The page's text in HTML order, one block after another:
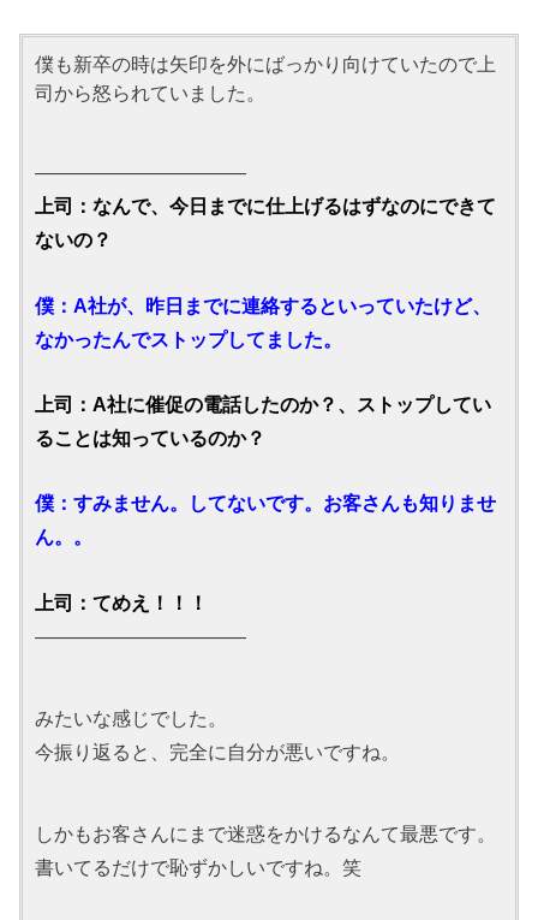
僕も新卒の時は矢印を外にばっかり向けていたので上
司から怒られていました。
———————————
上司：なんで、今日までに仕上げるはずなのにできて
ないの？
僕：A社が、昨日までに連絡するといっていたけど、
なかったんでストップしてました。
上司：A社に催促の電話したのか？、ストップしてい
ることは知っているのか？
僕：すみません。してないです。お客さんも知りませ
ん。。
上司：てめえ！！！
———————————
みたいな感じでした。
今振り返ると、完全に自分が悪いですね。
しかもお客さんにまで迷惑をかけるなんて最悪です。
書いてるだけで恥ずかしいですね。笑